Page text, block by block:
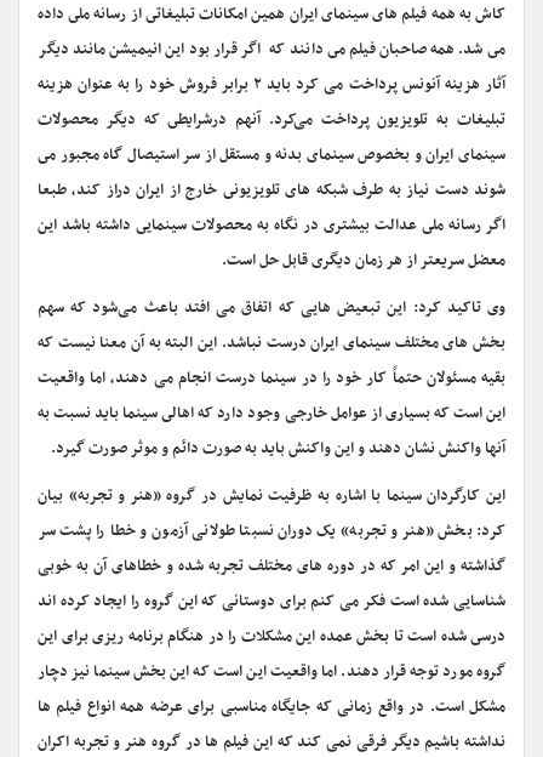
کاش به همه فیلم هاى سینماى ایران همین امکانات تبلیغاتى از رسانه ملى داده
مى شد. همه صاحبان فیلم مى دانند که اگر قرار بود این انیمیشن مانند دیگر
آثار هزینه آنونس پرداخت می کرد باید ۲ برابر فروش خود را به عنوان هزینه
تبلیغات به تلویزیون پرداخت می‌کرد. آنهم درشرایطى که دیگر محصولات
سینماى ایران و بخصوص سینماى بدنه و مستقل از سر استیصال گاه مجبور مى
شوند دست نیاز به طرف شبکه هاى تلویزیونى خارج از ایران دراز کند، طبعا
اگر رسانه ملى عدالت بیشترى در نگاه به محصولات سینمایى داشته باشد این
معضل سریعتر از هر زمان دیگرى قابل حل است.
وی تاکید کرد: این تبعیض هایی که اتفاق می افتد باعث می‌شود که سهم
بخش هاى مختلف سینمای ایران درست نباشد. این البته به آن معنا نیست که
بقیه مسئولان حتماً کار خود را در سینما درست انجام می دهند، اما واقعیت
این است که بسیاری از عوامل خارجی وجود دارد که اهالى سینما باید نسبت به
آنها واکنش نشان دهند و این واکنش باید به صورت دائم و موثر صورت گیرد.
این کارگردان سینما با اشاره به ظرفیت نمایش در گروه «هنر و تجربه» بیان
کرد: بخش «هنر و تجربه» یک دوران نسبتا طولانی آزمون و خطا را پشت سر
گذاشته و این امر که در دوره های مختلف تجربه شده و خطاهای آن به خوبی
شناسایی شده است فکر می کنم براى دوستانی که این گروه را ایجاد کرده اند
درسى شده است تا بخش عمده این مشکلات را در هنگام برنامه ریزی برای این
گروه مورد توجه قرار دهند. اما واقعیت این است که این بخش سینما نیز دچار
مشکل است. در واقع زمانی که جایگاه مناسبی برای عرضه همه انواع فیلم ها
نداشته باشیم دیگر فرقی نمی کند که این فیلم ها در گروه هنر و تجربه اکران